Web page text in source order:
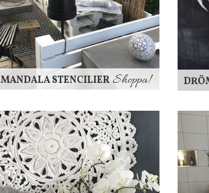
MANDALA STENCILIER Shoppa!